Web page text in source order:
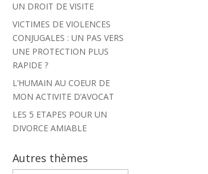
UN DROIT DE VISITE
VICTIMES DE VIOLENCES
CONJUGALES : UN PAS VERS
UNE PROTECTION PLUS
RAPIDE ?
L’HUMAIN AU COEUR DE
MON ACTIVITE D’AVOCAT
LES 5 ETAPES POUR UN
DIVORCE AMIABLE
Autres thèmes